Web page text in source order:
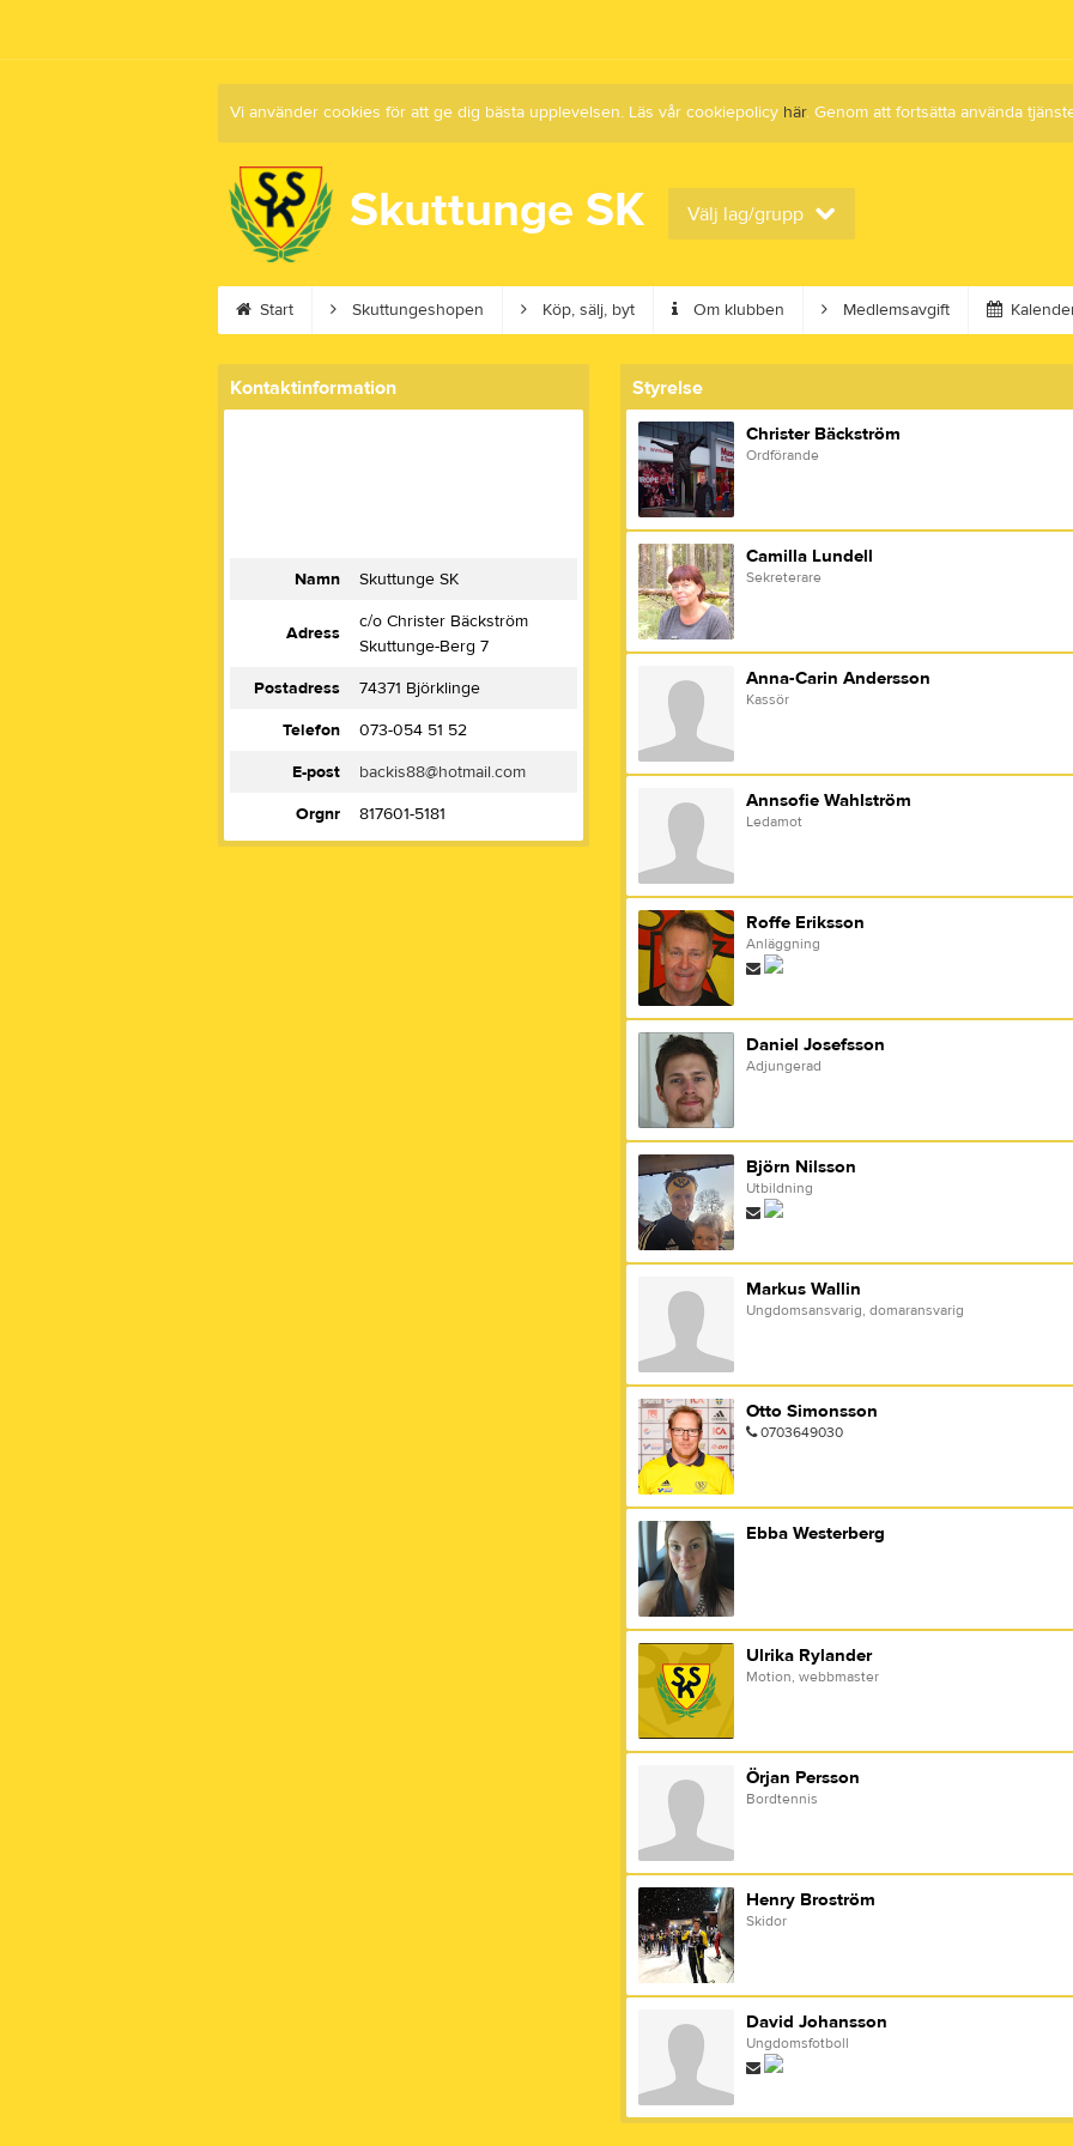
Vi använder cookies för att ge dig bästa upplevelsen. Läs vår cookiepolicy här. Genom att fortsätta använda
Skuttunge SK Välj lag/grupp
Start Skuttungeshopen Köp, sälj, byt Om klubben Medlemsavgift
Kontaktinformation
Namn Skuttunge SK
Adress
c/o Christer Bäckström
Skuttunge-Berg 7
Postadress
74371 Björklinge
Telefon
073-054 51 52
E-post
backis88@hotmail.com
Orgnr
817601-5181
Styrelse
Christer Bäckström
Ordförande
Camilla Lundell
Sekreterare
Anna-Carin Andersson
Kassör
Annsofie Wahlström
Ledamot
Roffe Eriksson
Anläggning
Daniel Josefsson
Adjungerad
Björn Nilsson
Utbildning
Markus Wallin
Ungdomsansvarig, domaransvarig
Otto Simonsson
0703649030
Ebba Westerberg
Ulrika Rylander
Motion, webbmaster
Örjan Persson
Bordtennis
Henry Broström
Skidor
David Johansson
Ungdomsfotboll